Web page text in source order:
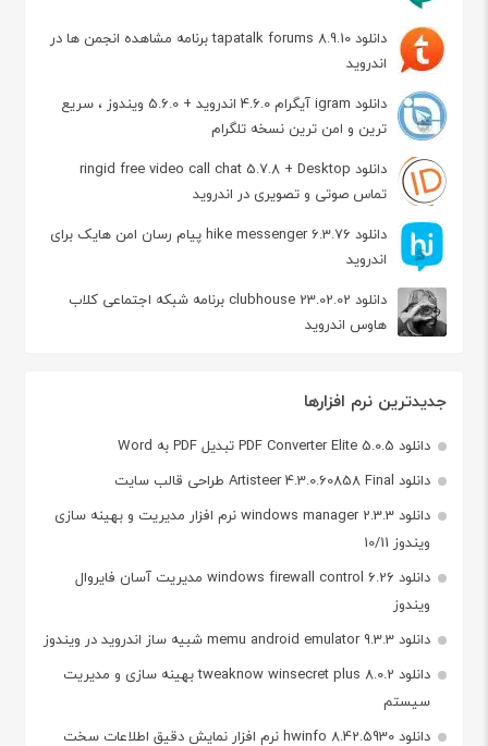
دانلود tapatalk forums 8.9.10 برنامه مشاهده انجمن ها در
اندروید
دانلود igram آیگرام 4.6.0 اندروید + 5.6.0 ویندوز ، سریع
ترین و امن ترین نسخه تلگرام
دانلود ringid free video call chat 5.7.8 + Desktop
تماس صوتی و تصویری در اندروید
دانلود hike messenger 6.3.76 پیام‌ رسان‌ امن هایک برای
اندروید
دانلود clubhouse 23.02.02 برنامه شبکه اجتماعی کلاب
هاوس اندروید
جدیدترین نرم افزارها
دانلود PDF Converter Elite 5.0.5 تبدیل PDF به Word
دانلود Artisteer 4.3.0.60858 Final طراحی قالب سایت
دانلود windows manager 2.3.3 نرم افزار مدیریت و بهینه سازی
ویندوز 10/11
دانلود windows firewall control 6.26 مدیریت آسان فایروال
ویندوز
دانلود memu android emulator 9.3.3 شبیه ساز اندروید در ویندوز
دانلود tweaknow winsecret plus 8.0.2 بهینه سازی و مدیریت
سیستم
دانلود hwinfo 8.42.5930 نرم افزار نمایش دقیق اطلاعات سخت